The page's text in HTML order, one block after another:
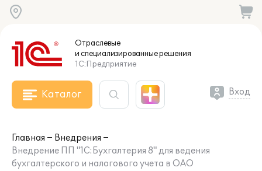
Отраслевые
и специализированныерешения
1С:Предприятие
Каталог Вход
Главная
Внедрения
Внедрение ПП "1С:Бухгалтерия 8" для ведения
бухгалтерского и налогового учета в ОАО